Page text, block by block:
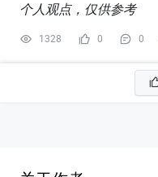
个人观点，仅供参考
1328 0 0